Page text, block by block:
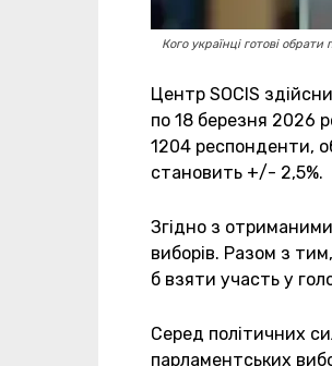
Кого українці готові
Центр SOCIS
по 18 березня 2026
1204 респонденти,
становить +/- 2,5%.
Згідно з
виборів. Разом з
б взяти участь у
Серед політичних
парламентських